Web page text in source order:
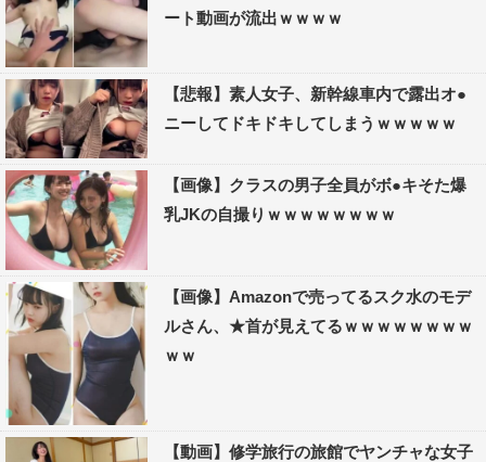
ート動画が流出ｗｗｗｗ
【悲報】素人女子、新幹線車内で露出オ●
ニーしてドキドキしてしまうｗｗｗｗｗ
【画像】クラスの男子全員がボ●キそた爆
乳JKの自撮りｗｗｗｗｗｗｗｗ
【画像】Amazonで売ってるスク水のモデ
ルさん、★首が見えてるｗｗｗｗｗｗｗｗ
ｗｗ
【動画】修学旅行の旅館でヤンチャな女子